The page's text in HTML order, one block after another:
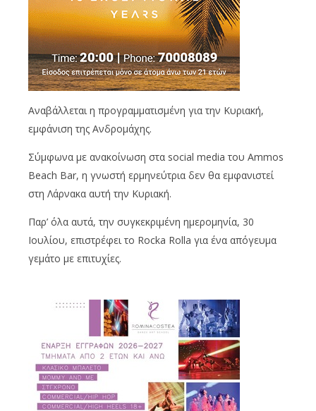
Αναβάλλεται η προγραμματισμένη για την Κυριακή,
εμφάνιση της Ανδρομάχης.
Σύμφωνα με ανακοίνωση στα social media του Ammos
Beach Bar, η γνωστή ερμηνεύτρια δεν θα εμφανιστεί
στη Λάρνακα αυτή την Κυριακή.
Παρ’ όλα αυτά, την συγκεκριμένη ημερομηνία, 30
Ιουλίου, επιστρέφει το Rocka Rolla για ένα απόγευμα
γεμάτο με επιτυχίες.